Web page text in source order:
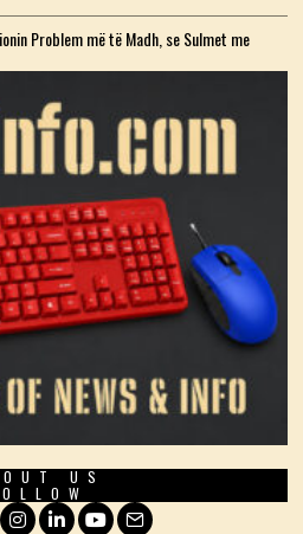
Problem më të Madh, se Sulmet me
US